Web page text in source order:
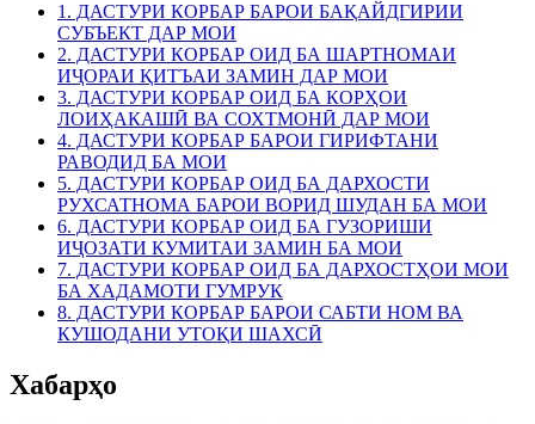
1. ДАСТУРИ КОРБАР БАРОИ БАҚАЙДГИРИИ
СУБЪЕКТ ДАР МОИ
2. ДАСТУРИ КОРБАР ОИД БА ШАРТНОМАИ
ИҶОРАИ ҚИТЪАИ ЗАМИН ДАР МОИ
3. ДАСТУРИ КОРБАР ОИД БА КОРҲОИ
ЛОИҲАКАШӢ ВА СОХТМОНӢ ДАР МОИ
4. ДАСТУРИ КОРБАР БАРОИ ГИРИФТАНИ
РАВОДИД БА МОИ
5. ДАСТУРИ КОРБАР ОИД БА ДАРХОСТИ
РУХСАТНОМА БАРОИ ВОРИД ШУДАН БА МОИ
6. ДАСТУРИ КОРБАР ОИД БА ГУЗОРИШИ
ИҶОЗАТИ КУМИТАИ ЗАМИН БА МОИ
7. ДАСТУРИ КОРБАР ОИД БА ДАРХОСТҲОИ МОИ
БА ХАДАМОТИ ГУМРУК
8. ДАСТУРИ КОРБАР БАРОИ САБТИ НОМ ВА
КУШОДАНИ УТОҚИ ШАХСӢ
Хабарҳо